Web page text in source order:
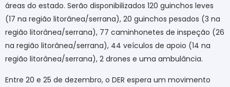
áreas do estado. Serão disponibilizados 120 guinchos leves
(17 na região litorânea/serrana), 20 guinchos pesados (3 na
região litorânea/serrana), 77 caminhonetes de inspeção (26
na região litorânea/serrana), 44 veículos de apoio (14 na
região litorânea/serrana), 2 drones e uma ambulância.
Entre 20 e 25 de dezembro, o DER espera um movimento